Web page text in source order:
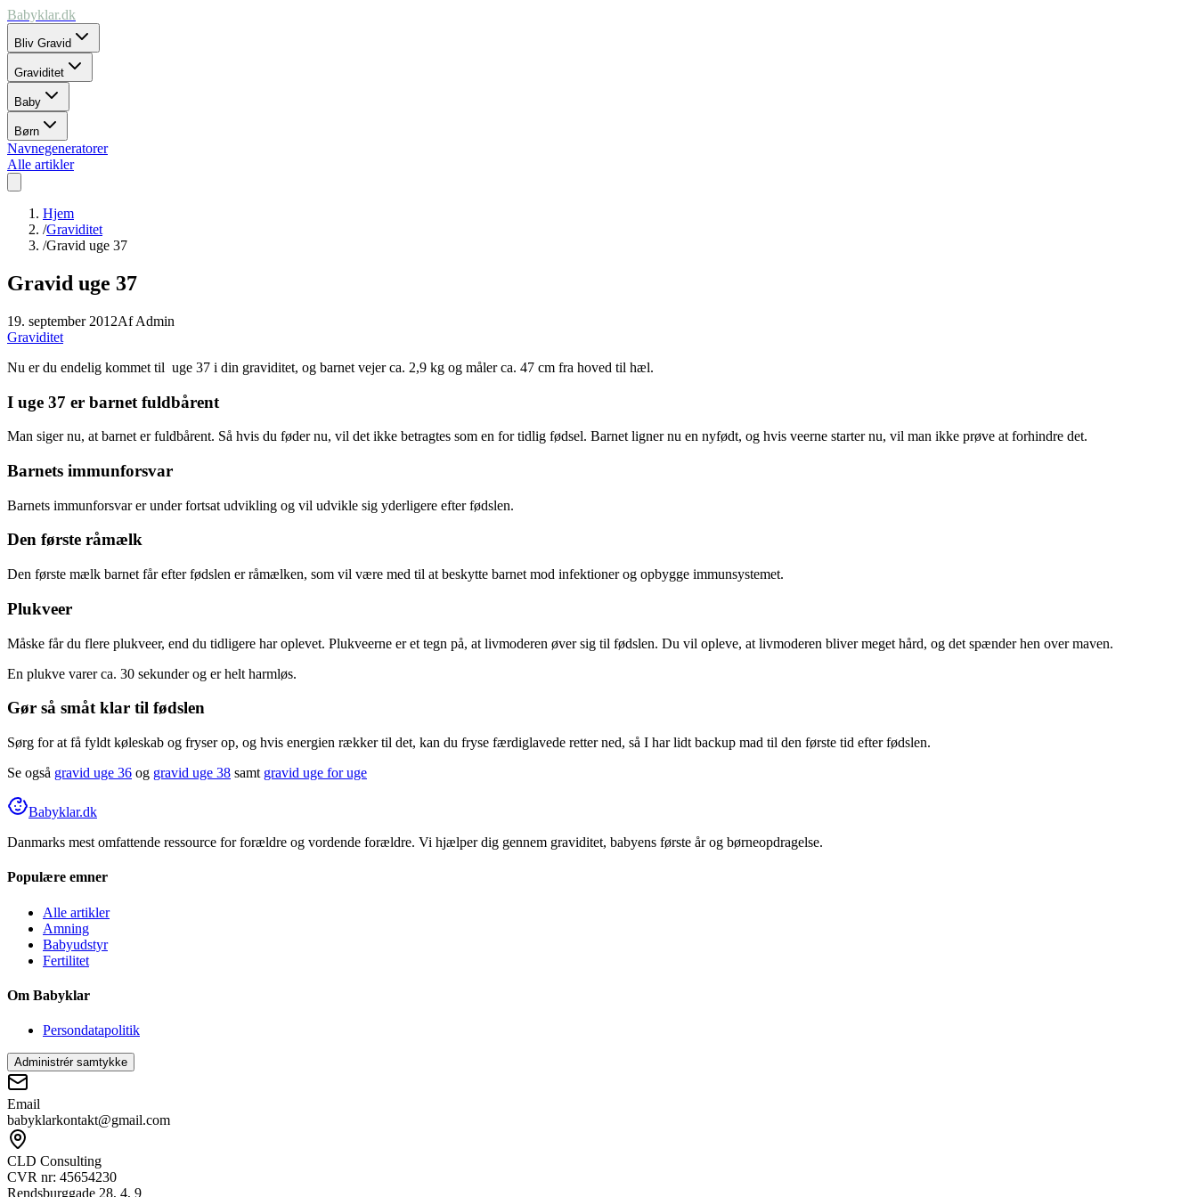
Babyklar.dk
Bliv Gravid
Graviditet
Baby
Børn
Navnegeneratorer
Alle artikler
Hjem
/Graviditet
/Gravid uge 37
Gravid uge 37
19. september 2012AfAdmin
Graviditet
Nu er du endelig kommet til uge 37 i din graviditet, og barnet vejer ca. 2,9 kg og måler ca. 47 cm fra hoved til hæl.
I uge 37 er barnet fuldbårent
Man siger nu, at barnet er fuldbårent. Så hvis du føder nu, vil det ikke betragtes som en for tidlig fødsel. Barnet ligner nu en nyfødt, og hvis veerne starter nu, vil man ikke prøve at forhindre det.
Barnets immunforsvar
Barnets immunforsvar er under fortsat udvikling og vil udvikle sig yderligere efter fødslen.
Den første råmælk
Den første mælk barnet får efter fødslen er råmælken, som vil være med til at beskytte barnet mod infektioner og opbygge immunsystemet.
Plukveer
Måske får du flere plukveer, end du tidligere har oplevet. Plukveerne er et tegn på, at livmoderen øver sig til fødslen. Du vil opleve, at livmoderen bliver meget hård, og det spænder hen over maven.
En plukve varer ca. 30 sekunder og er helt harmløs.
Gør så småt klar til fødslen
Sørg for at få fyldt køleskab og fryser op, og hvis energien rækker til det, kan du fryse færdiglavede retter ned, så I har lidt backup mad til den første tid efter fødslen.
Se også gravid uge 36 og gravid uge 38 samt gravid uge for uge
Babyklar.dk
Danmarks mest omfattende ressource for forældre og vordende forældre. Vi hjælper dig gennem graviditet, babyens første år og børneopdragelse.
Populære emner
Alle artikler
Amning
Babyudstyr
Fertilitet
Om Babyklar
Persondatapolitik
Administrér samtykke
Email
babyklarkontakt@gmail.com
CLD Consulting
CVR nr: 45654230
Rendsburggade 28, 4, 9